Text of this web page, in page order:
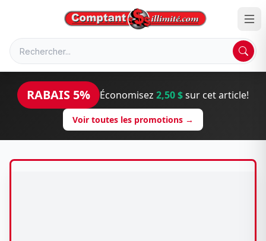
RABAIS 5% Économisez 2,50 $sur cet article!
Voir toutes les promotions →